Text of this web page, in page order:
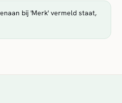
bij 'Merk' vermeld staat,